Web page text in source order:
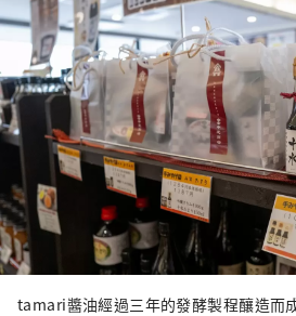
tamari醬油經過三年的發酵製程釀造而